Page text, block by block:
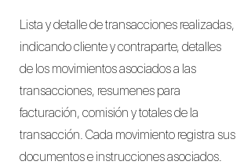
Lista y detalle de transacciones realizadas,
indicando cliente y contraparte, detalles
de los movimientos asociados a las
transacciones, resumenes para
facturación, comisión y totales de la
transacción. Cada movimiento registra sus
documentos e instrucciones asociados.